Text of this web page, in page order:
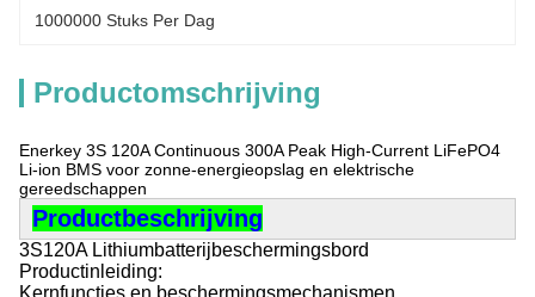
1000000 Stuks Per Dag
Productomschrijving
Enerkey 3S 120A Continuous 300A Peak High-Current LiFePO4
Li-ion BMS voor zonne-energieopslag en elektrische
gereedschappen
Productbeschrijving
3S120A Lithiumbatterijbeschermingsbord
Productinleiding:
Kernfuncties en beschermingsmechanismen